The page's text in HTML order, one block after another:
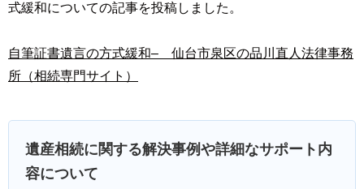
式緩和についての記事を投稿しました。
自筆証書遺言の方式緩和– 仙台市泉区の品川直人法律事務
所（相続専門サイト）
遺産相続に関する解決事例や詳細なサポート内
容について